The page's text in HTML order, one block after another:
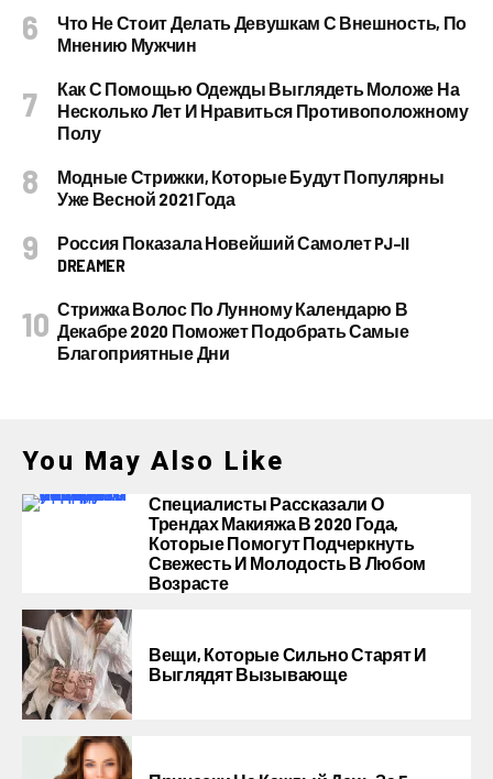
Что Не Стоит Делать Девушкам С Внешность, По
Мнению Мужчин
Как С Помощью Одежды Выглядеть Моложе На
Несколько Лет И Нравиться Противоположному
Полу
Модные Стрижки, Которые Будут Популярны
Уже Весной 2021 Года
Россия Показала Новейший Самолет PJ–II
DREAMER
Стрижка Волос По Лунному Календарю В
Декабре 2020 Поможет Подобрать Самые
Благоприятные Дни
You May Also Like
Специалисты Рассказали О
Трендах Макияжа В 2020 Года,
Которые Помогут Подчеркнуть
Свежесть И Молодость В Любом
Возрасте
Вещи, Которые Сильно Старят И
Выглядят Вызывающе